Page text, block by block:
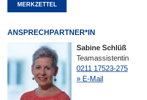
MERKZETTEL
ANSPRECHPARTNER*IN
Sabine Schlüß
Teamassistentin
0211 17523-275
» E-Mail